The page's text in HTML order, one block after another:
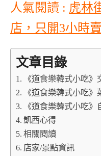
人氣閱讀 : 虎林
店，只開3小時
文章目錄
《道食樂韓式小吃》
《道食樂韓式小吃》
《道食樂韓式小吃》
凱西心得
相關閱讀
店家/景點資訊